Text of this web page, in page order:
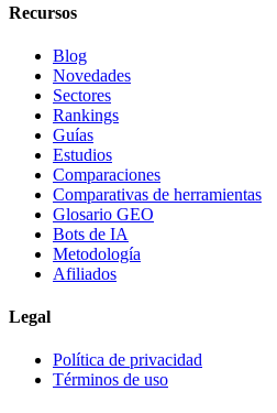
Recursos
Blog
Novedades
Sectores
Rankings
Guías
Estudios
Comparaciones
Comparativas de herramientas
Glosario GEO
Bots de IA
Metodología
Afiliados
Legal
Política de privacidad
Términos de uso